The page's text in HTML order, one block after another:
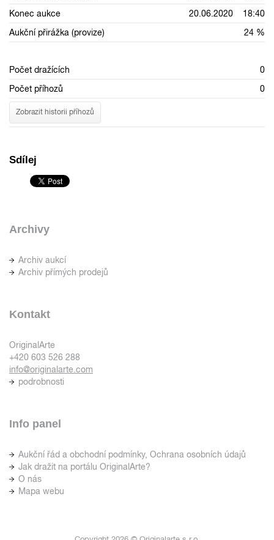
Konec aukce
20.06.2020 18:40
Aukční přirážka (provize)
24 %
Počet dražících
0
Počet příhozů
0
Zobrazit historii příhozů
Sdílej
Archivy
Archiv aukcí
Archiv přímých prodejů
Kontakt
OriginalArte
+420 603 526 288
info@originalarte.com
podrobnosti
Info panel
Aukční řád a obchodní podmínky, Ochrana osobních údajů
Jak dražit na portálu OriginalArte?
O nás
Mapa webu